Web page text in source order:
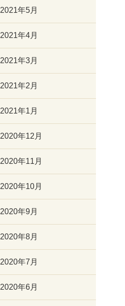
2021年5月
2021年4月
2021年3月
2021年2月
2021年1月
2020年12月
2020年11月
2020年10月
2020年9月
2020年8月
2020年7月
2020年6月